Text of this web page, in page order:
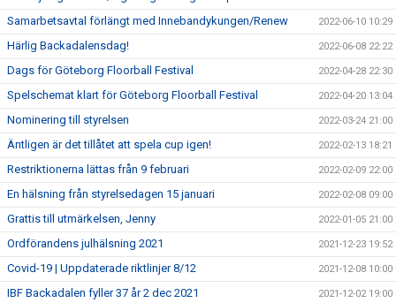
Samarbetsavtal förlängt med Innebandykungen/Renew 2022-06-10 10:29
Härlig Backadalensdag! 2022-06-08 22:22
Dags för Göteborg Floorball Festival 2022-04-28 22:30
Spelschemat klart för Göteborg Floorball Festival 2022-04-20 13:04
Nominering till styrelsen 2022-03-24 21:00
Äntligen är det tillåtet att spela cup igen! 2022-02-13 18:21
Restriktionerna lättas från 9 februari 2022-02-09 22:00
En hälsning från styrelsedagen 15 januari 2022-02-08 09:00
Grattis till utmärkelsen, Jenny 2022-01-05 21:00
Ordförandens julhälsning 2021 2021-12-23 19:52
Covid-19 | Uppdaterade riktlinjer 8/12 2021-12-08 10:00
IBF Backadalen fyller 37 år 2 dec 2021 2021-12-02 19:00